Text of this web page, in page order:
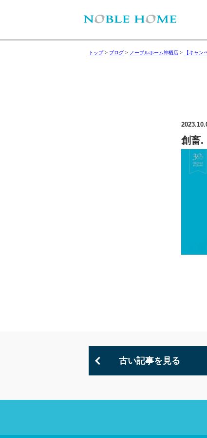
トップ> ブログ > ノーブルホーム神栖店 > 【キャ
創畜.
古い記事を見る